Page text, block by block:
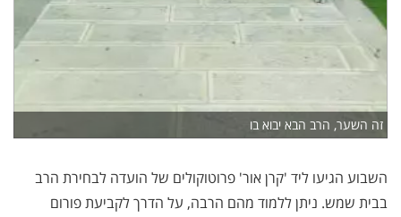
זה השער, הרב הבא יבוא בו
השבוע הגיעו ליד 'קרן אור' פרוטוקולים של הועדה לבחירת הרב
בבית שמש. ניתן ללמוד מהם הרבה, על הדרך לקביעת פורום